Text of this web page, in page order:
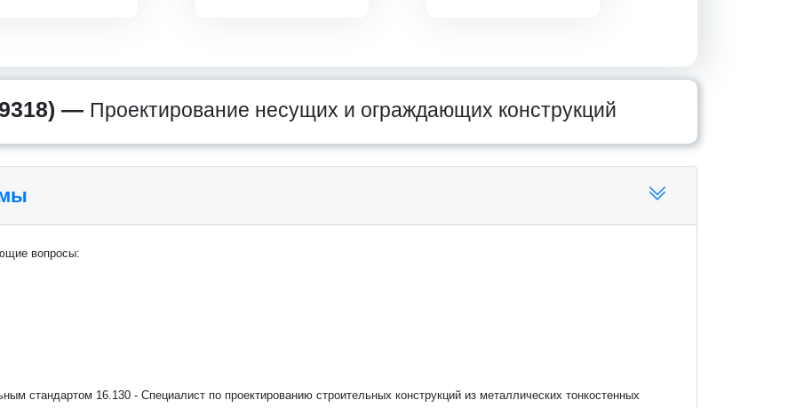
— Проектирование несущих и ограждающих конструкций
вопросы:
стандартом 16.130 - Специалист по проектированию строительных конструкций из металлических тонкостенных